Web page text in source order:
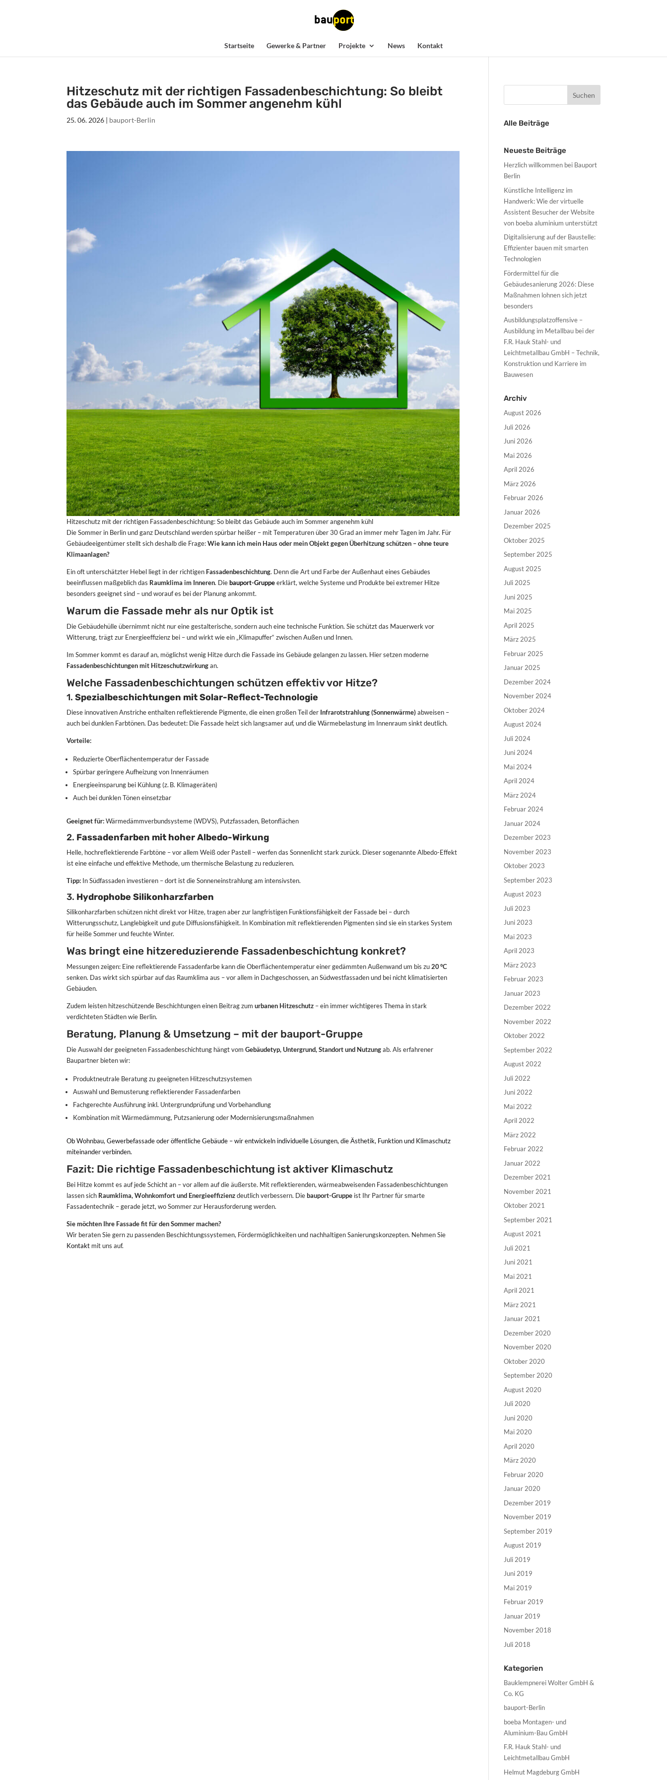
Startseite Gewerke & Partner Projekte News Kontakt
Hitzeschutz mit der richtigen Fassadenbeschichtung: So bleibt
das Gebäude auch im Sommer angenehm kühl
25. 06. 2026 | bauport-Berlin
Hitzeschutz mit der richtigen Fassadenbeschichtung: So bleibt das Gebäude auch im Sommer angenehm kühl
Die Sommer in Berlin und ganz Deutschland werden spürbar heißer – mit Temperaturen über 30 Grad an immer mehr Tagen im Jahr. Für
Gebäudeeigentümer stellt sich deshalb die Frage:Wie kann ich mein Haus oder mein Objekt gegen Überhitzung schützen – ohne teure
Klimaanlagen?
Ein oft unterschätzter Hebel liegt in der richtigen Fassadenbeschichtung. Denn die Art und Farbe der Außenhaut eines Gebäudes
beeinflussen maßgeblich das Raumklima im Inneren. Diebauport-Gruppeerklärt, welche Systeme und Produkte bei extremer Hitze
besonders geeignet sind – und worauf es bei der Planung ankommt.
Warum die Fassade mehr als nur Optik ist
Die Gebäudehülle übernimmt nicht nur eine gestalterische, sondern auch eine technische Funktion. Sie schützt das Mauerwerk vor
Witterung, trägt zur Energieeffizienz bei – und wirkt wie ein „Klimapuffer“ zwischen Außen und Innen.
Im Sommer kommt es darauf an, möglichst wenig Hitze durch die Fassade ins Gebäude gelangen zu lassen. Hier setzen moderne
Fassadenbeschichtungen mit Hitzeschutzwirkungan.
Welche Fassadenbeschichtungen schützen effektiv vor Hitze?
1.Spezialbeschichtungen mit Solar-Reflect-Technologie
Diese innovativen Anstriche enthalten reflektierende Pigmente, die einen großen Teil der Infrarotstrahlung (Sonnenwärme)abweisen –
auch bei dunklen Farbtönen. Das bedeutet: Die Fassade heizt sich langsamer auf, und die Wärmebelastung im Innenraum sinkt deutlich.
Vorteile:
Reduzierte Oberflächentemperatur der Fassade
Spürbar geringere Aufheizung von Innenräumen
Energieeinsparung bei Kühlung (z. B. Klimageräten)
Auch bei dunklen Tönen einsetzbar
Geeignet für:Wärmedämmverbundsysteme (WDVS), Putzfassaden, Betonflächen
2. Fassadenfarben mit hoher Albedo-Wirkung
Helle, hochreflektierende Farbtöne – vor allem Weiß oder Pastell – werfen das Sonnenlicht stark zurück. Dieser sogenannte Albedo-Effekt
ist eine einfache und effektive Methode, um thermische Belastung zu reduzieren.
Tipp: In Südfassaden investieren – dort ist die Sonneneinstrahlung am intensivsten.
3. Hydrophobe Silikonharzfarben
Silikonharzfarben schützen nicht direkt vor Hitze, tragen aber zur langfristigen Funktionsfähigkeit der Fassade bei – durch
Witterungsschutz, Langlebigkeit und gute Diffusionsfähigkeit. In Kombination mit reflektierenden Pigmenten sind sie ein starkes System
für heiße Sommer und feuchte Winter.
Was bringt eine hitzereduzierende Fassadenbeschichtung konkret?
Messungen zeigen: Eine reflektierende Fassadenfarbe kann die Oberflächentemperatur einer gedämmten Außenwand um bis zu20 °C
senken. Das wirkt sich spürbar auf das Raumklima aus – vor allem in Dachgeschossen, an Südwestfassaden und bei nicht klimatisierten
Gebäuden.
Zudem leisten hitzeschützende Beschichtungen einen Beitrag zumurbanen Hitzeschutz – ein immer wichtigeres Thema in stark
verdichteten Städten wie Berlin.
Beratung, Planung & Umsetzung – mit der bauport-Gruppe
Die Auswahl der geeigneten Fassadenbeschichtung hängt vomGebäudetyp, Untergrund, Standort und Nutzungab. Als erfahrener
Baupartner bieten wir:
Produktneutrale Beratung zu geeigneten Hitzeschutzsystemen
Auswahl und Bemusterung reflektierender Fassadenfarben
Fachgerechte Ausführung inkl. Untergrundprüfung und Vorbehandlung
Kombination mit Wärmedämmung, Putzsanierung oder Modernisierungsmaßnahmen
Ob Wohnbau, Gewerbefassade oder öffentliche Gebäude – wir entwickeln individuelle Lösungen, die Ästhetik, Funktion und Klimaschutz
miteinander verbinden.
Fazit: Die richtige Fassadenbeschichtung ist aktiver Klimaschutz
Bei Hitze kommt es auf jede Schicht an – vor allem auf die äußerste. Mit reflektierenden, wärmeabweisenden Fassadenbeschichtungen
lassen sich Raumklima, Wohnkomfort und Energieeffizienzdeutlich verbessern. Diebauport-Gruppe ist Ihr Partner für smarte
Fassadentechnik – gerade jetzt, wo Sommer zur Herausforderung werden.
Sie möchten Ihre Fassade fit für den Sommer machen?
Wir beraten Sie gern zu passenden Beschichtungssystemen, Fördermöglichkeiten und nachhaltigen Sanierungskonzepten. Nehmen Sie
Kontakt mit uns auf.
Alle Beiträge
Neueste Beiträge
Herzlich willkommen bei Bauport
Berlin
Künstliche Intelligenz im
Handwerk: Wie der virtuelle
Assistent Besucher der Website
von boeba aluminium unterstützt
Digitalisierung auf der Baustelle:
Effizienter bauen mit smarten
Technologien
Fördermittel für die
Gebäudesanierung 2026: Diese
Maßnahmen lohnen sich jetzt
besonders
Ausbildungsplatzoffensive –
Ausbildung im Metallbau bei der
F.R. Hauk Stahl- und
Leichtmetallbau GmbH – Technik,
Konstruktion und Karriere im
Bauwesen
Archiv
August 2026
Juli 2026
Juni 2026
Mai 2026
April 2026
März 2026
Februar 2026
Januar 2026
Dezember 2025
Oktober 2025
September 2025
August 2025
Juli 2025
Juni 2025
Mai 2025
April 2025
März 2025
Februar 2025
Januar 2025
Dezember 2024
November 2024
Oktober 2024
August 2024
Juli 2024
Juni 2024
Mai 2024
April 2024
März 2024
Februar 2024
Januar 2024
Dezember 2023
November 2023
Oktober 2023
September 2023
August 2023
Juli 2023
Juni 2023
Mai 2023
April 2023
März 2023
Februar 2023
Januar 2023
Dezember 2022
November 2022
Oktober 2022
September 2022
August 2022
Juli 2022
Juni 2022
Mai 2022
April 2022
März 2022
Februar 2022
Januar 2022
Dezember 2021
November 2021
Oktober 2021
September 2021
August 2021
Juli 2021
Juni 2021
Mai 2021
April 2021
März 2021
Januar 2021
Dezember 2020
November 2020
Oktober 2020
September 2020
August 2020
Juli 2020
Juni 2020
Mai 2020
April 2020
März 2020
Februar 2020
Januar 2020
Dezember 2019
November 2019
September 2019
August 2019
Juli 2019
Juni 2019
Mai 2019
Februar 2019
Januar 2019
November 2018
Juli 2018
Kategorien
Bauklempnerei Wolter GmbH &
Co. KG
bauport-Berlin
boeba Montagen- und
Aluminium-Bau GmbH
F.R. Hauk Stahl- und
Leichtmetallbau GmbH
Helmut Magdeburg GmbH